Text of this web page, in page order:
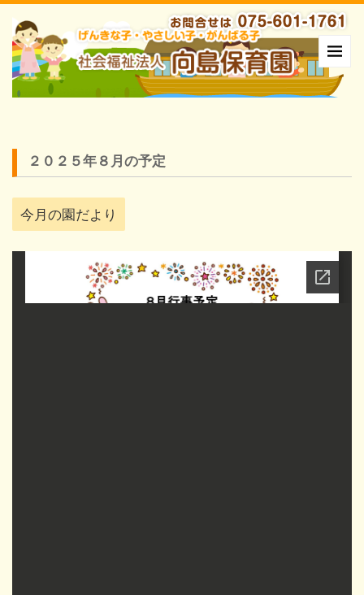
２０２５年８月の予定
今月の園だより